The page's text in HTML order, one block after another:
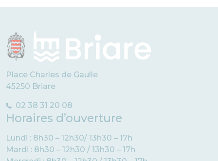
Place Charles de Gaulle
45250 Briare
02 38 31 20 08
Horaires d’ouverture
Lundi : 8h30 – 12h30/ 13h30 – 17h
Mardi : 8h30 – 12h30 / 13h30 – 17h